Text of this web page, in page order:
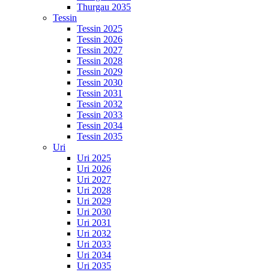
Thurgau 2035
Tessin
Tessin 2025
Tessin 2026
Tessin 2027
Tessin 2028
Tessin 2029
Tessin 2030
Tessin 2031
Tessin 2032
Tessin 2033
Tessin 2034
Tessin 2035
Uri
Uri 2025
Uri 2026
Uri 2027
Uri 2028
Uri 2029
Uri 2030
Uri 2031
Uri 2032
Uri 2033
Uri 2034
Uri 2035